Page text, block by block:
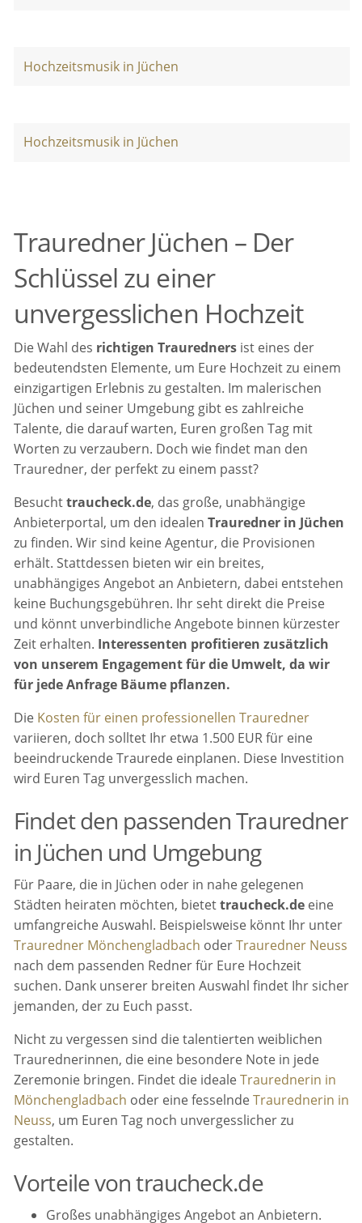
Hochzeitsmusik in Jüchen
Hochzeitsmusik in Jüchen
Trauredner Jüchen – Der
Schlüssel zu einer
unvergesslichen Hochzeit
Die Wahl des richtigen Trauredners ist eines der
bedeutendsten Elemente, um Eure Hochzeit zu einem
einzigartigen Erlebnis zu gestalten. Im malerischen
Jüchen und seiner Umgebung gibt es zahlreiche
Talente, die darauf warten, Euren großen Tag mit
Worten zu verzaubern. Doch wie findet man den
Trauredner, der perfekt zu einem passt?
Besuchttraucheck.de, das große, unabhängige
Anbieterportal, um den idealenTrauredner in Jüchen
zu finden. Wir sind keine Agentur, die Provisionen
erhält. Stattdessen bieten wir ein breites,
unabhängiges Angebot an Anbietern, dabei entstehen
keine Buchungsgebühren. Ihr seht direkt die Preise
und könnt unverbindliche Angebote binnen kürzester
Zeit erhalten. Interessenten profitieren zusätzlich
von unserem Engagement für die Umwelt, da wir
für jede Anfrage Bäume pflanzen.
Die Kosten für einen professionellen Trauredner
variieren, doch solltet Ihr etwa 1.500 EUR für eine
beeindruckende Traurede einplanen. Diese Investition
wird Euren Tag unvergesslich machen.
Findet den passenden Trauredner
in Jüchen und Umgebung
Für Paare, die in Jüchen oder in nahe gelegenen
Städten heiraten möchten, bietettraucheck.de eine
umfangreiche Auswahl. Beispielsweise könnt Ihr unter
Trauredner Mönchengladbach oderTrauredner Neuss
nach dem passenden Redner für Eure Hochzeit
suchen. Dank unserer breiten Auswahl findet Ihr sicher
jemanden, der zu Euch passt.
Nicht zu vergessen sind die talentierten weiblichen
Traurednerinnen, die eine besondere Note in jede
Zeremonie bringen. Findet die idealeTraurednerin in
Mönchengladbach oder eine fesselndeTraurednerin in
Neuss, um Euren Tag noch unvergesslicher zu
gestalten.
Vorteile von traucheck.de
Großes unabhängiges Angebot an Anbietern.